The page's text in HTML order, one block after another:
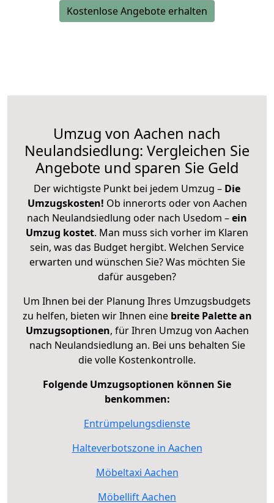
Kostenlose Angebote erhalten
Umzug von Aachen nach
Neulandsiedlung: Vergleichen Sie
Angebote und sparen Sie Geld
Der wichtigste Punkt bei jedem Umzug – Die
Umzugskosten! Ob innerorts oder von Aachen
nach Neulandsiedlung oder nach Usedom –ein
Umzug kostet. Man muss sich vorher im Klaren
sein, was das Budget hergibt. Welchen Service
erwarten und wünschen Sie? Was möchten Sie
dafür ausgeben?
Um Ihnen bei der Planung Ihres Umzugsbudgets
zu helfen, bieten wir Ihnen eine breite Palette an
Umzugsoptionen, für Ihren Umzug von Aachen
nach Neulandsiedlung an. Bei uns behalten Sie
die volle Kostenkontrolle.
Folgende Umzugsoptionen können Sie
benkommen:
Entrümpelungsdienste
Halteverbotszone in Aachen
Möbeltaxi Aachen
Möbellift Aachen